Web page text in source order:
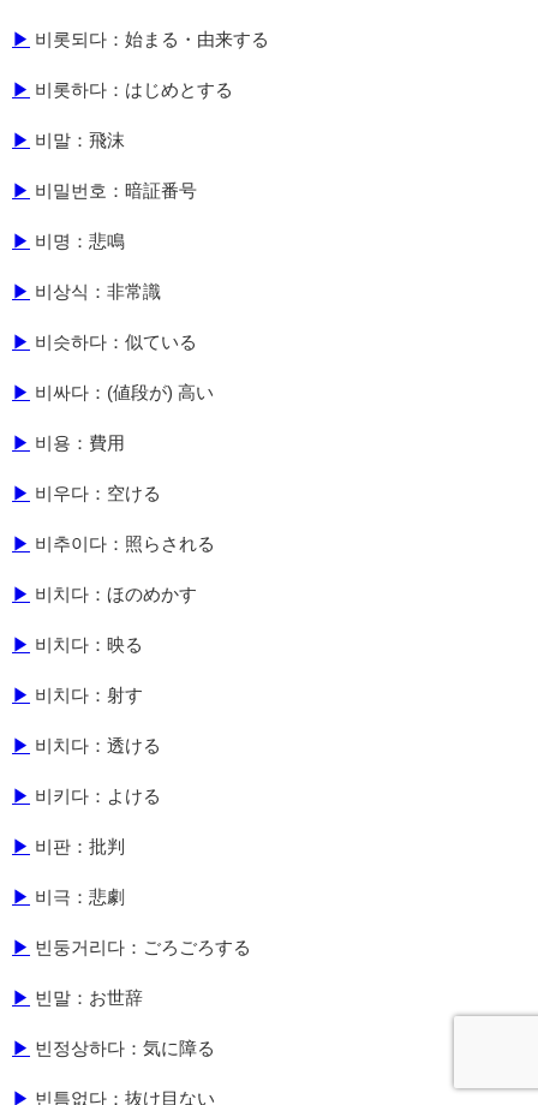
▶ 비롯되다：始まる・由来する
▶ 비롯하다：はじめとする
▶ 비말：飛沫
▶ 비밀번호：暗証番号
▶ 비명：悲鳴
▶ 비상식：非常識
▶ 비슷하다：似ている
▶ 비싸다：(値段が) 高い
▶ 비용：費用
▶ 비우다：空ける
▶ 비추이다：照らされる
▶ 비치다：ほのめかす
▶ 비치다：映る
▶ 비치다：射す
▶ 비치다：透ける
▶ 비키다：よける
▶ 비판：批判
▶ 비극：悲劇
▶ 빈둥거리다：ごろごろする
▶ 빈말：お世辞
▶ 빈정상하다：気に障る
▶ 빈틈없다：抜け目ない